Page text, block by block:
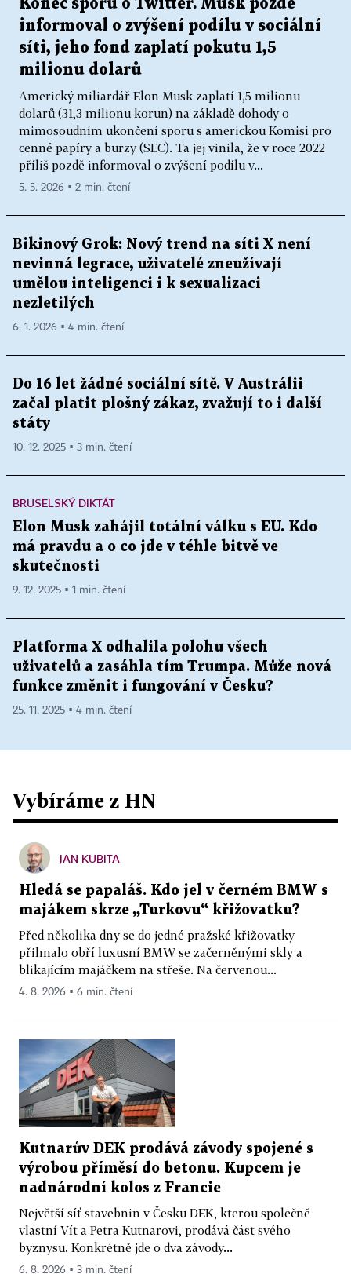
Konec sporu o Twitter. Musk pozdě
informoval o zvýšení podílu v sociální
síti, jeho fond zaplatí pokutu 1,5
milionu dolarů
Americký miliardář Elon Musk zaplatí 1,5 milionu
dolarů (31,3 milionu korun) na základě dohody o
mimosoudním ukončení sporu s americkou Komisí pro
cenné papíry a burzy (SEC). Ta jej vinila, že v roce 2022
příliš pozdě informoval o zvýšení podílu v...
5. 5. 2026 ▪ 2 min. čtení
Bikinový Grok: Nový trend na síti X není
nevinná legrace, uživatelé zneužívají
umělou inteligenci i k sexualizaci
nezletilých
6. 1. 2026 ▪ 4 min. čtení
Do 16 let žádné sociální sítě. V Austrálii
začal platit plošný zákaz, zvažují to i další
státy
10. 12. 2025 ▪ 3 min. čtení
BRUSELSKÝ DIKTÁT
Elon Musk zahájil totální válku s EU. Kdo
má pravdu a o co jde v téhle bitvě ve
skutečnosti
9. 12. 2025 ▪ 1 min. čtení
Platforma X odhalila polohu všech
uživatelů a zasáhla tím Trumpa. Může nová
funkce změnit i fungování v Česku?
25. 11. 2025 ▪ 4 min. čtení
Vybíráme z HN
JAN KUBITA
Hledá se papaláš. Kdo jel v černém BMW s
majákem skrze „Turkovu“ křižovatku?
Před několika dny se do jedné pražské křižovatky
přihnalo obří luxusní BMW se začerněnými skly a
blikajícím majáčkem na střeše. Na červenou...
4. 8. 2026 ▪ 6 min. čtení
Kutnarův DEK prodává závody spojené s
výrobou příměsí do betonu. Kupcem je
nadnárodní kolos z Francie
Největší síť stavebnin v Česku DEK, kterou společně
vlastní Vít a Petra Kutnarovi, prodává část svého
byznysu. Konkrétně jde o dva závody...
6. 8. 2026 ▪ 3 min. čtení